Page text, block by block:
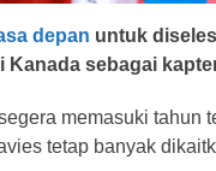
depan untuk
Kanada sebagai
memasuki tahun
tetap banyak